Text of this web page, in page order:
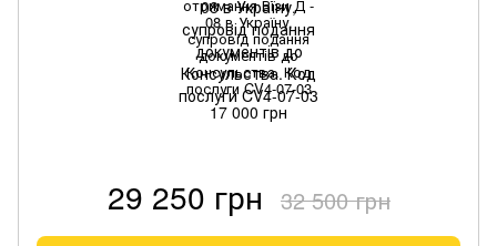
отримання Візи Д -
08 в Україну,
супровід подання
документів до
Консульства. Код
послуги CV4-07-03
17 000 грн
29 250 грн 32 500 грн